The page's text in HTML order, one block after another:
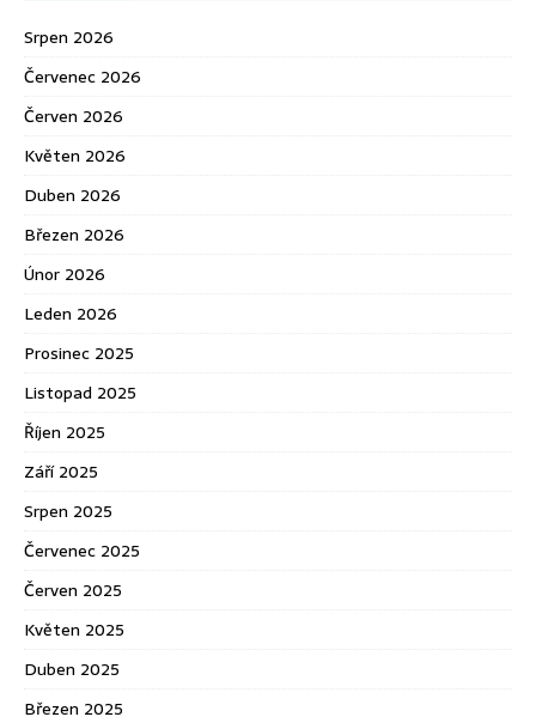
Srpen 2026
Červenec 2026
Červen 2026
Květen 2026
Duben 2026
Březen 2026
Únor 2026
Leden 2026
Prosinec 2025
Listopad 2025
Říjen 2025
Září 2025
Srpen 2025
Červenec 2025
Červen 2025
Květen 2025
Duben 2025
Březen 2025